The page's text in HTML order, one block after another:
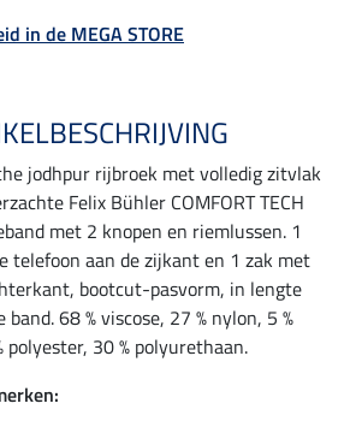
in de MEGA STORE
jodhpur rijbroek met volledig zitvlak
Felix Bühler COMFORT TECH
met 2 knopen en riemlussen. 1
telefoon aan de zijkant en 1 zak met
bootcut-pasvorm, in lengte
68 % viscose, 27 % nylon, 5 %
30 % polyurethaan.